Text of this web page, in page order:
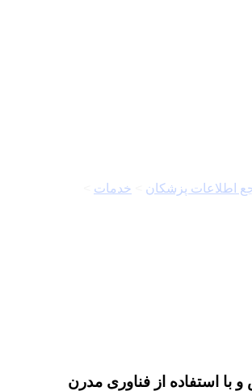
اطلاعات پزشکان خدمات
استفاده از فناوری مدرن